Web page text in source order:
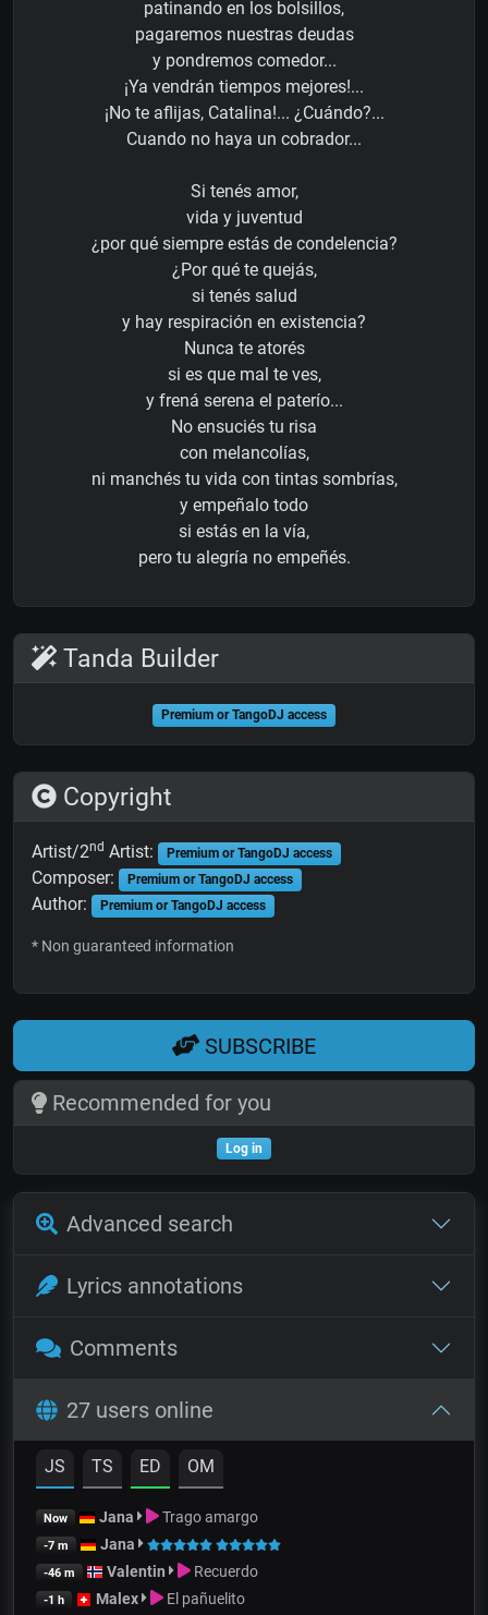
patinando en los bolsillos,
pagaremos nuestras deudas
y pondremos comedor...
¡Ya vendrán tiempos mejores!...
¡No te aflijas, Catalina!... ¿Cuándo?...
Cuando no haya un cobrador...
Si tenés amor,
vida y juventud
¿por qué siempre estás de condelencia?
¿Por qué te quejás,
si tenés salud
y hay respiración en existencia?
Nunca te atorés
si es que mal te ves,
y frená serena el paterío...
No ensuciés tu risa
con melancolías,
ni manchés tu vida con tintas sombrías,
y empeñalo todo
si estás en la vía,
pero tu alegría no empeñés.
Tanda Builder
Premium or TangoDJ access
Copyright
Artist/2nd Artist: Premium or TangoDJ access
Composer: Premium or TangoDJ access
Author: Premium or TangoDJ access
* Non guaranteed information
SUBSCRIBE
Recommended for you
Log in
Advanced search
Lyrics annotations
Comments
27 users online
JS TS ED OM
Now Jana Trago amargo
-7 m Jana
-46 m Valentin Recuerdo
-1 h Malex El pañuelito